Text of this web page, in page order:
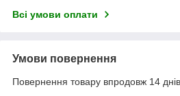
Всі умови оплати
Умови повернення
Повернення товару впродовж 14